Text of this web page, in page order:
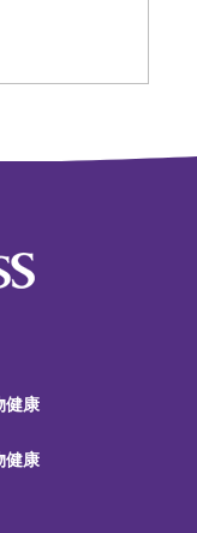
健康
健康